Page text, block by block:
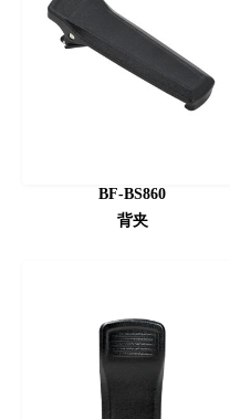
BF-BS860
背夹